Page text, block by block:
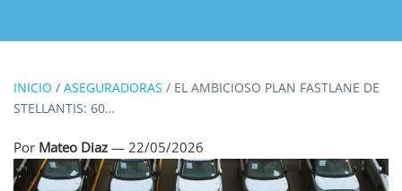
INICIO / ASEGURADORAS / EL AMBICIOSO PLAN FASTLANE DE
STELLANTIS: 60…
Por Mateo Diaz — 22/05/2026